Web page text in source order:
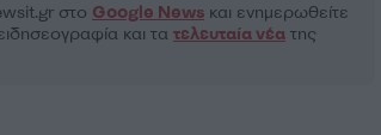
στο Google Newsκαι ενημερωθείτε
και τα τελευταία νέατης